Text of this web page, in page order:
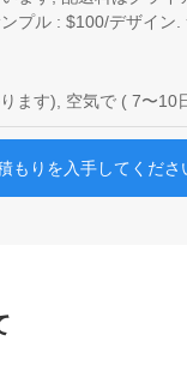
プル : $100/デザイン.
ます), 空気で ( 7〜10
もりを入手してくださ